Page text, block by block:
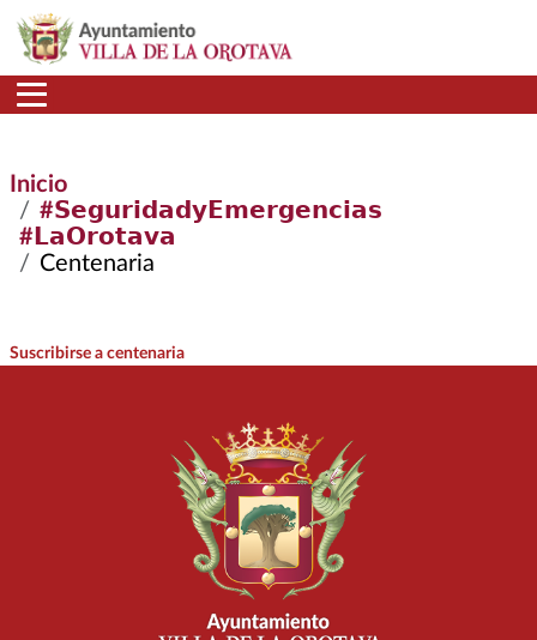
Pasar al contenido principal
Inicio
#𝗦𝗲𝗴𝘂𝗿𝗶𝗱𝗮𝗱𝘆𝗘𝗺𝗲𝗿𝗴𝗲𝗻𝗰𝗶𝗮𝘀
#𝗟𝗮𝗢𝗿𝗼𝘁𝗮𝘃𝗮
Centenaria
Suscribirse a centenaria